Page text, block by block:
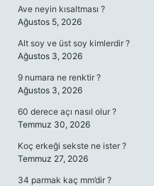
Ave neyin kısaltması ?
Ağustos 5, 2026
Alt soy ve üst soy kimlerdir ?
Ağustos 3, 2026
9 numara ne renktir ?
Ağustos 3, 2026
60 derece açı nasıl olur ?
Temmuz 30, 2026
Koç erkeği sekste ne ister ?
Temmuz 27, 2026
34 parmak kaç mm’dir ?